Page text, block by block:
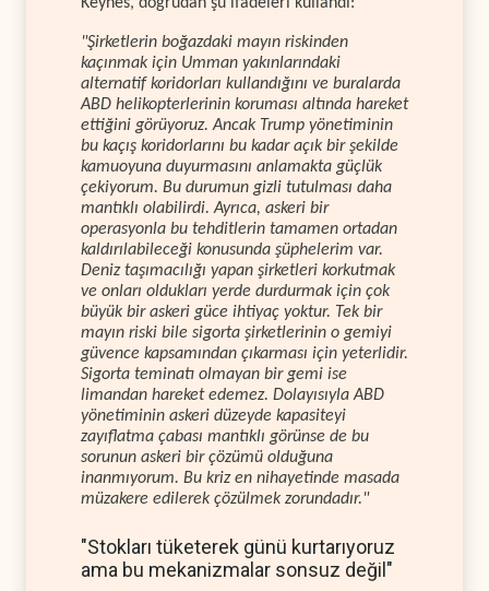
"Şirketlerin boğazdaki mayın riskinden
kaçınmak için Umman yakınlarındaki
alternatif koridorları kullandığını ve buralarda
ABD helikopterlerinin koruması altında hareket
ettiğini görüyoruz. Ancak Trump yönetiminin
bu kaçış koridorlarını bu kadar açık bir şekilde
kamuoyuna duyurmasını anlamakta güçlük
çekiyorum. Bu durumun gizli tutulması daha
mantıklı olabilirdi. Ayrıca, askeri bir
operasyonla bu tehditlerin tamamen ortadan
kaldırılabileceği konusunda şüphelerim var.
Deniz taşımacılığı yapan şirketleri korkutmak
ve onları oldukları yerde durdurmak için çok
büyük bir askeri güce ihtiyaç yoktur. Tek bir
mayın riski bile sigorta şirketlerinin o gemiyi
güvence kapsamından çıkarması için yeterlidir.
Sigorta teminatı olmayan bir gemi ise
limandan hareket edemez. Dolayısıyla ABD
yönetiminin askeri düzeyde kapasiteyi
zayıflatma çabası mantıklı görünse de bu
sorunun askeri bir çözümü olduğuna
inanmıyorum. Bu kriz en nihayetinde masada
müzakere edilerek çözülmek zorundadır."
"Stokları tüketerek günü kurtarıyoruz
ama bu mekanizmalar sonsuz değil"